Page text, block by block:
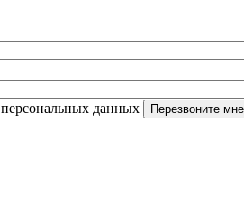
персональных данных